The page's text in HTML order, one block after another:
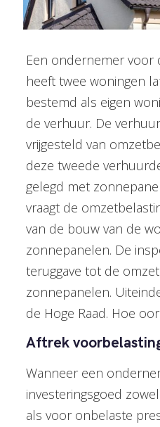
Een ondernemer voor
heeft twee woningen
bestemd als eigen
de verhuur. De
vrijgesteld van
deze tweede
gelegd met
vraagt de
van de bouw van de
zonnepanelen. De
teruggave tot de
zonnepanelen.
de Hoge Raad. Hoe
Aftrek
Wanneer een
investeringsgoed
als voor onbelaste